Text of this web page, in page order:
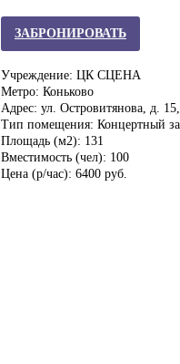
ЗАБРОНИРОВАТЬ
Учреждение: ЦК СЦЕНА
Метро: Коньково
Адрес: ул. Островитянова, д.
Тип помещения: Концертный
Площадь (м2): 131
Вместимость (чел): 100
Цена (р/час): 6400 руб.